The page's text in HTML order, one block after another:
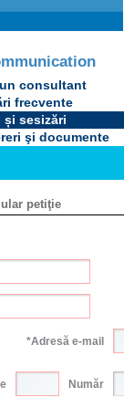
consultant
frecvente
și sesizări
şi documente
petiţie
*Adresă e-mail
Număr